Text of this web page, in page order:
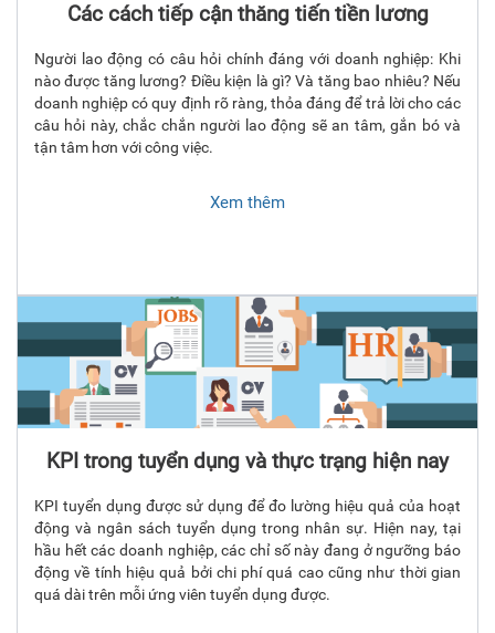
Các cách tiếp cận thăng tiến tiền lương
Người lao động có câu hỏi chính đáng với doanh nghiệp: Khi
nào được tăng lương? Điều kiện là gì? Và tăng bao nhiêu? Nếu
doanh nghiệp có quy định rõ ràng, thỏa đáng để trả lời cho các
câu hỏi này, chắc chắn người lao động sẽ an tâm, gắn bó và
tận tâm hơn với công việc.
Xem thêm
KPI trong tuyển dụng và thực trạng hiện nay
KPI tuyển dụng được sử dụng để đo lường hiệu quả của hoạt
động và ngân sách tuyển dụng trong nhân sự. Hiện nay, tại
hầu hết các doanh nghiệp, các chỉ số này đang ở ngưỡng báo
động về tính hiệu quả bởi chi phí quá cao cũng như thời gian
quá dài trên mỗi ứng viên tuyển dụng được.